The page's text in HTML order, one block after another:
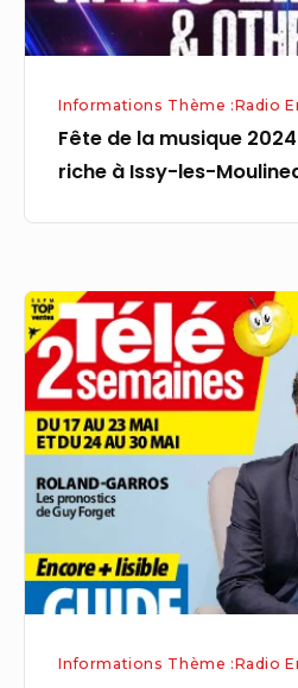
riche
à
Moulineaux
Informations Thème :Radio
Fête de la musique
riche à Issy-les-
09h35
Téléshopping
Magazine
de
télé-
achat
Informations Thème :Radio